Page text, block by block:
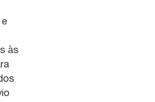
e
às